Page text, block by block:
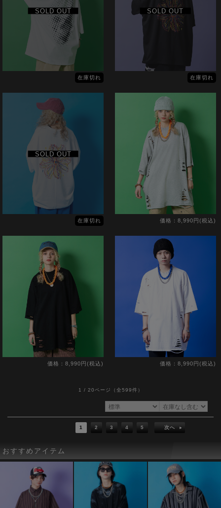
SOLD OUT
在庫切れ
SOLD OUT
在庫切れ
SOLD OUT
在庫切れ 価格：8,990円(税込)
価格：8,990円(税込) 価格：8,990円(税込)
1 / 20ページ （全599件）
1 2 3 4 5 次へ
おすすめアイテム